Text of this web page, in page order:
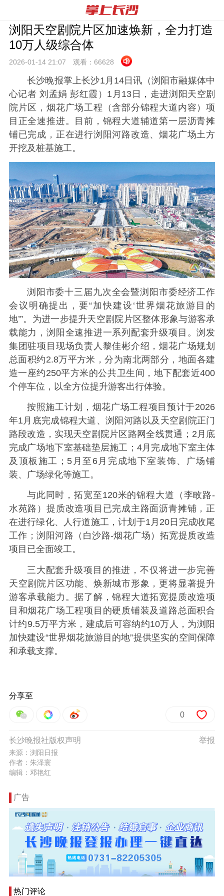
浏阳天空剧院片区加速焕新，全力打造
10万人级综合体
2026-01-14 21:07 观看： 66628
长沙晚报掌上长沙1月14日讯（浏阳市融媒体中
心记者 刘孟娟 彭红霞）1月13日，走进浏阳天空剧
院片区，烟花广场工程（含部分锦程大道内容）项
目正全速推进。目前，锦程大道辅道第一层沥青摊
铺已完成，正在进行浏阳河路改造、烟花广场土方
开挖及桩基施工。
浏阳市委十三届九次全会暨浏阳市委经济工作
会议明确提出，要“加快建设‘世界烟花旅游目的
地’”。为进一步提升天空剧院片区整体形象与游客承
载能力，浏阳全速推进一系列配套升级项目。浏发
集团驻项目现场负责人黎佳彬介绍，烟花广场规划
总面积约2.8万平方米，分为南北两部分，地面各建
造一座约250平方米的公共卫生间，地下配套近400
个停车位，以全方位提升游客出行体验。
按照施工计划，烟花广场工程项目预计于2026
年1月底完成锦程大道、浏阳河路以及天空剧院正门
路段改造，实现天空剧院片区路网全线贯通；2月底
完成广场地下室基础垫层施工；4月完成地下室主体
及顶板施工；5月至6月完成地下室装饰、广场铺
装、广场绿化等施工。
与此同时，拓宽至120米的锦程大道（李畋路-
水苑路）提质改造项目已完成主路面沥青摊铺，正
在进行绿化、人行道施工，计划于1月20日完成收尾
工作；浏阳河路（白沙路-烟花广场）拓宽提质改造
项目已全面竣工。
三大配套升级项目的推进，不仅将进一步完善
天空剧院片区功能、焕新城市形象，更将显著提升
游客承载能力。据了解，锦程大道拓宽提质改造项
目和烟花广场工程项目的硬质铺装及道路总面积合
计约9.5万平方米，建成后可容纳约10万人，为浏阳
加快建设“世界烟花旅游目的地”提供坚实的空间保障
和承载支撑。
分享至
0
举报
长沙晚报社版权声明
来源：浏阳日报
作者：朱泽寰
编辑：邓艳红
广告
热门评论